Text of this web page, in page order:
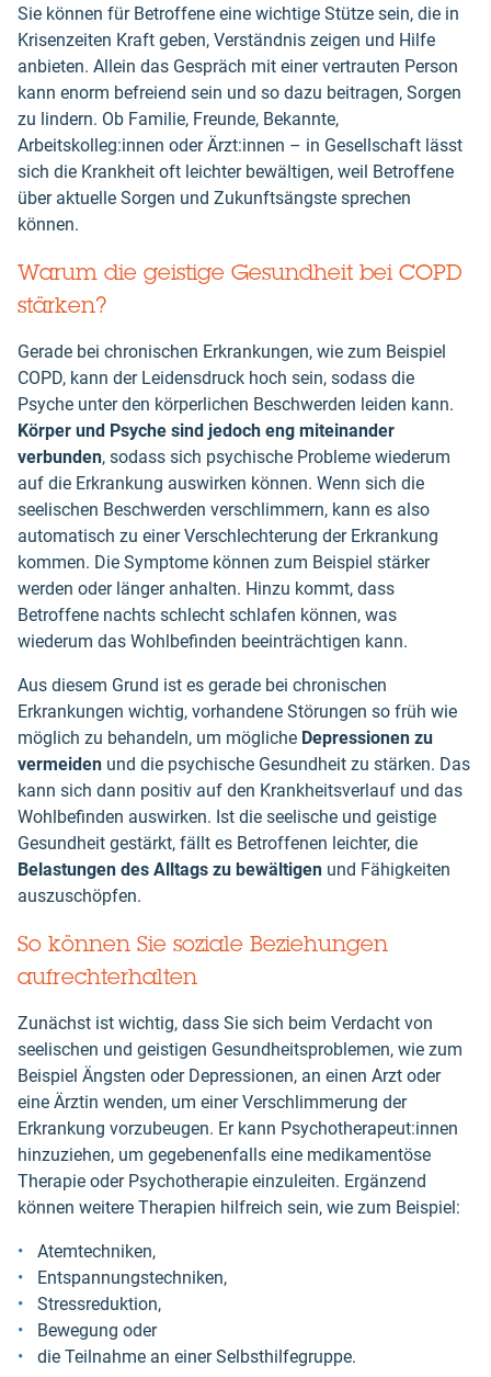
Sie können für Betroffene eine wichtige Stütze sein, die in
Krisenzeiten Kraft geben, Verständnis zeigen und Hilfe
anbieten. Allein das Gespräch mit einer vertrauten Person
kann enorm befreiend sein und so dazu beitragen, Sorgen
zu lindern. Ob Familie, Freunde, Bekannte,
Arbeitskolleg:innen oder Ärzt:innen – in Gesellschaft lässt
sich die Krankheit oft leichter bewältigen, weil Betroffene
über aktuelle Sorgen und Zukunftsängste sprechen
können.
Warum die geistige Gesundheit bei COPD
stärken?
Gerade bei chronischen Erkrankungen, wie zum Beispiel
COPD, kann der Leidensdruck hoch sein, sodass die
Psyche unter den körperlichen Beschwerden leiden kann.
Körper und Psyche sind jedoch eng miteinander
verbunden, sodass sich psychische Probleme wiederum
auf die Erkrankung auswirken können. Wenn sich die
seelischen Beschwerden verschlimmern, kann es also
automatisch zu einer Verschlechterung der Erkrankung
kommen. Die Symptome können zum Beispiel stärker
werden oder länger anhalten. Hinzu kommt, dass
Betroffene nachts schlecht schlafen können, was
wiederum das Wohlbefinden beeinträchtigen kann.
Aus diesem Grund ist es gerade bei chronischen
Erkrankungen wichtig, vorhandene Störungen so früh wie
möglich zu behandeln, um mögliche Depressionen zu
vermeiden und die psychische Gesundheit zu stärken. Das
kann sich dann positiv auf den Krankheitsverlauf und das
Wohlbefinden auswirken. Ist die seelische und geistige
Gesundheit gestärkt, fällt es Betroffenen leichter, die
Belastungen des Alltags zu bewältigen und Fähigkeiten
auszuschöpfen.
So können Sie soziale Beziehungen
aufrechterhalten
Zunächst ist wichtig, dass Sie sich beim Verdacht von
seelischen und geistigen Gesundheitsproblemen, wie zum
Beispiel Ängsten oder Depressionen, an einen Arzt oder
eine Ärztin wenden, um einer Verschlimmerung der
Erkrankung vorzubeugen. Er kann Psychotherapeut:innen
hinzuziehen, um gegebenenfalls eine medikamentöse
Therapie oder Psychotherapie einzuleiten. Ergänzend
können weitere Therapien hilfreich sein, wie zum Beispiel:
Atemtechniken,
Entspannungstechniken,
Stressreduktion,
Bewegung oder
die Teilnahme an einer Selbsthilfegruppe.